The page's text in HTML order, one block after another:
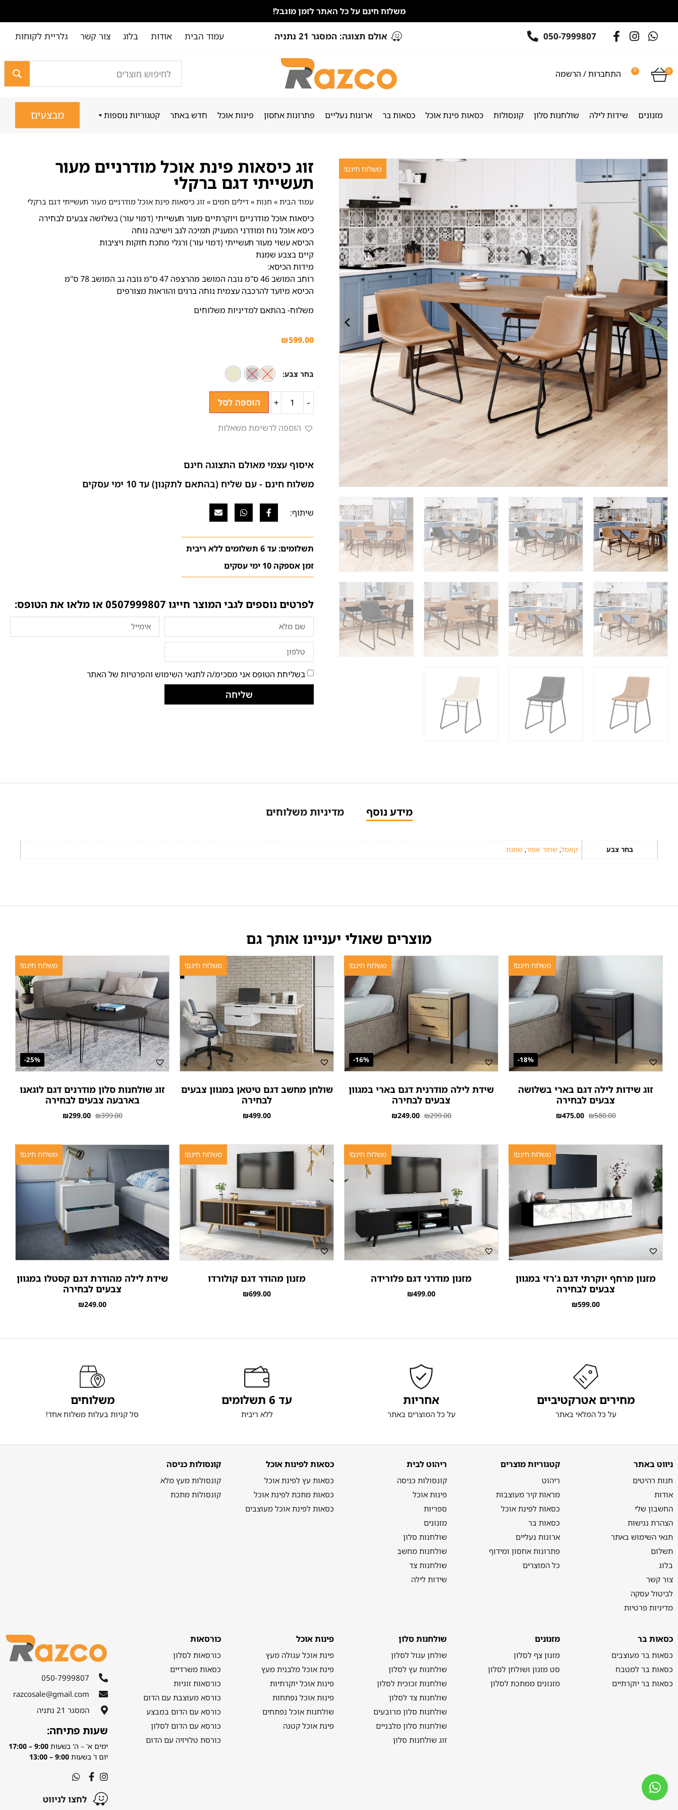
משלוח חינם על כל האתר לזמן מוגבל!
050-7999807 אולם תצוגה: המסגר 21 נתניה עמוד הבית אודות בלוג צור קשר גלריית לקוחות
0
0 התחברות / הרשמה
מזנונים שידות לילה שולחנות סלון קונסולות כסאות פינת אוכל כסאות בר ארונות נעליים פתרונות אחסון פינות אוכל חדש באתר קטגוריות נוספות מבצעים
משלוח חינם! זוג כיסאות פינת אוכל מודרניים מעור
תעשייתי דגם ברקלי
עמוד הבית » חנות » דילים חמים » זוג כיסאות פינת אוכל מודרניים מעור תעשייתי דגם ברקלי
כיסאות אוכל מודרניים ויוקרתיים מעור תעשייתי (דמוי עור) בשלושה צבעים לבחירה
כיסא אוכל נוח ומודרני המעניק תמיכה לגב וישיבה נוחה
הכיסא עשוי מעור תעשייתי (דמוי עור) ורגלי מתכת חזקות ויציבות
קיים בצבע שמנת
מידות הכיסא:
רוחב המושב 46 ס"מ גובה המושב מהרצפה 47 ס"מ גובה גב המושב 78 ס"מ
הכיסא מיועד להרכבה עצמית נוחה ברגים והוראות מצורפים
משלוח- בהתאם למדיניות משלוחים
₪599.00
בחר צבע
-
+ הוספה לסל
הוספה לרשימת משאלות
איסוף עצמי מאולם התצוגה חינם
משלוח חינם - עם שליח (בהתאם לתקנון) עד 10 ימי עסקים
תשלומים: עד 6 תשלומים ללא ריבית
זמן אספקה 10 ימי עסקים
לפרטים נוספים לגבי המוצר חייגו 0507999807 או מלאו את הטופס:
בשליחת הטופס אני מסכימ/ה לתנאי השימוש והפרטיות של האתר
שליחה
מידע נוסף מדיניות משלוחים
בחר צבע קאמל, שחור אפור, שמנת
מוצרים שאולי יעניינו אותך גם
משלוח חינם!
18%-
זוג שידות לילה דגם בארי בשלושה
צבעים לבחירה
₪580.00
₪475.00
משלוח חינם!
16%-
שידת לילה מודרנית דגם בארי במגוון
צבעים לבחירה
₪299.00
₪249.00
משלוח חינם!
שולחן מחשב דגם טיטאן במגוון צבעים
לבחירה
₪499.00
משלוח חינם!
25%-
זוג שולחנות סלון מודרנים דגם לוגאנו
בארבעה צבעים לבחירה
₪399.00
₪299.00
משלוח חינם!
מזנון מרחף יוקרתי דגם ג'רזי במגוון
צבעים לבחירה
₪599.00
משלוח חינם!
מזנון מודרני דגם פלורידה
₪499.00
משלוח חינם!
מזנון מהודר דגם קולורדו
₪699.00
משלוח חינם!
שידת לילה מהודרת דגם קסטלו במגוון
צבעים לבחירה
₪249.00
מחירים אטרקטיביים
על כל המלאי באתר
אחריות
על כל המוצרים באתר
עד 6 תשלומים
ללא ריבית
משלוחים
סל קניות בעלות משלוח אחד!
ניווט באתר
חנות רהיטים
אודות
החשבון שלי
הצהרת נגישות
תנאי השימוש באתר
תשלום
בלוג
צור קשר
לביטול עסקה
מדיניות פרטיות
קטגוריות מוצרים
ריהוט
מראות קיר מעוצבות
כסאות לפינת אוכל
כסאות בר
ארונות נעליים
פתרונות אחסון ומידוף
כל המוצרים
ריהוט לבית
קונסולות כניסה
פינות אוכל
ספריות
מזנונים
שולחנות סלון
שולחנות מחשב
שולחנות צד
שידות לילה
כסאות לפינות אוכל
כסאות עץ לפינת אוכל
כסאות מתכת לפינת אוכל
כסאות לפינת אוכל מעוצבים
קונסולות כניסה
קונסולות מעץ מלא
קונסולות מתכת
כסאות בר
כסאות בר מעוצבים
כסאות בר למטבח
כסאות בר יוקרתיים
מזנונים
מזנון צף לסלון
סט מזנון ושולחן לסלון
מזנונים ממתכת לסלון
שולחנות סלון
שולחן עגול לסלון
שולחנות עץ לסלון
שולחנות זכוכית לסלון
שולחנות צד לסלון
שולחנות סלון מרובעים
שולחנות סלון מלבניים
זוג שולחנות סלון
פינות אוכל
פינת אוכל עגולה מעץ
פינת אוכל מלבנית מעץ
פינות אוכל יוקרתיות
פינות אוכל נפתחות
שולחנות אוכל נפתחים
פינת אוכל קטנה
כורסאות
כורסאות לסלון
כסאות משרדיים
כורסאות זוגיות
כורסא מעוצבת עם הדום
כורסא עם הדום במבצע
כורסא עם הדום לסלון
כורסת טלויזיה עם הדום
050-7999807
razcosale@gmail.com
המסגר 21 נתניה
שעות פתיחה:
ימים א' – ה' בשעות 9:00 – 17:00
יום ו' בשעות 9:00 – 13:00
לחצו לניווט